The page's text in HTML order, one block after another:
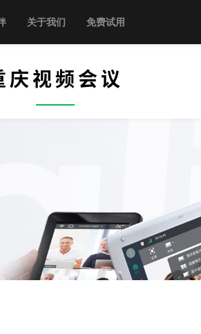
关于我们 免费试用
庆视频会议
——